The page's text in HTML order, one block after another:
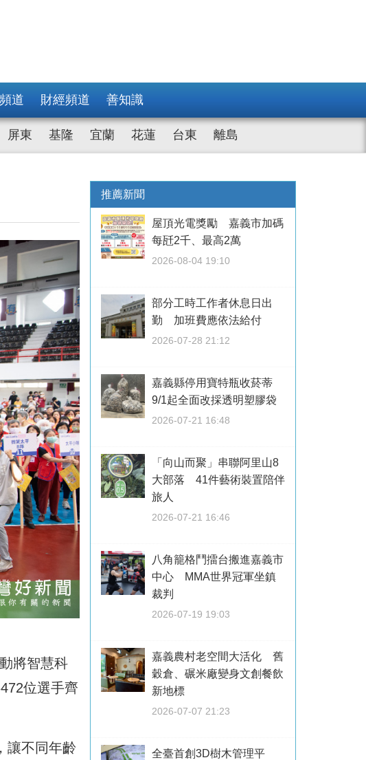
道 財經頻道 善知識
屏東 基隆 宜蘭 花蓮 台東 離島
將智慧科
位選手齊
讓不同年齡
推薦新聞
屋頂光電獎勵 嘉義市加碼
每瓩2千、最高2萬
2026-08-04 19:10
部分工時工作者休息日出
勤 加班費應依法給付
2026-07-28 21:12
嘉義縣停用寶特瓶收菸蒂
9/1起全面改採透明塑膠袋
2026-07-21 16:48
「向山而聚」串聯阿里山8
大部落 41件藝術裝置陪伴
旅人
2026-07-21 16:46
八角籠格鬥擂台搬進嘉義市
中心 MMA世界冠軍坐鎮
裁判
2026-07-19 19:03
嘉義農村老空間大活化 舊
穀倉、碾米廠變身文創餐飲
新地標
2026-07-07 21:23
全臺首創3D樹木管理平